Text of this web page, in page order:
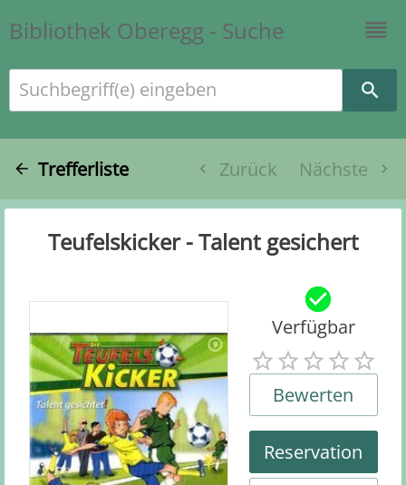
Bibliothek Oberegg - Suche
Suchbegriff(e) eingeben
Trefferliste Zurück Nächste
Teufelskicker - Talent gesichert
Verfügbar
Bewerten
Reservation